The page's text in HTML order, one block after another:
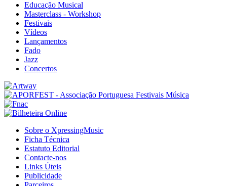
Educação Musical
Masterclass - Workshop
Festivais
Vídeos
Lançamentos
Fado
Jazz
Concertos
Sobre o XpressingMusic
Ficha Técnica
Estatuto Editorial
Contacte-nos
Links Úteis
Publicidade